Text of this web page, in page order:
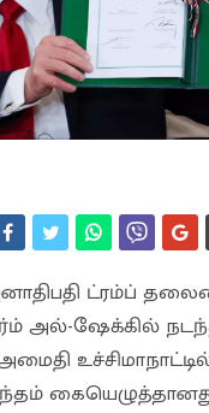
ட்ரம்ப்
அல்-ஷேக்கில்
அமைதி